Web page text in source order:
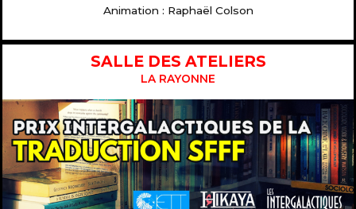
Animation : Raphaël Colson
SALLE DES ATELIERS
LA RAYONNE